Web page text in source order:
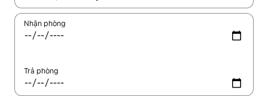
Nhận phòng
Trả phòng